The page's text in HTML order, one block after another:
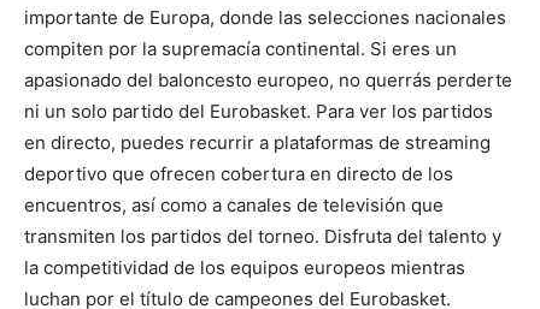
importante de Europa, donde las selecciones nacionales
compiten por la supremacía continental. Si eres un
apasionado del baloncesto europeo, no querrás perderte
ni un solo partido del Eurobasket. Para ver los partidos
en directo, puedes recurrir a plataformas de streaming
deportivo que ofrecen cobertura en directo de los
encuentros, así como a canales de televisión que
transmiten los partidos del torneo. Disfruta del talento y
la competitividad de los equipos europeos mientras
luchan por el título de campeones del Eurobasket.